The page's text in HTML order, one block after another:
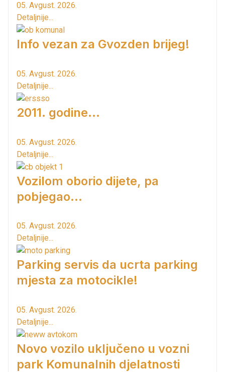
05. Avgust. 2026.
Detaljnije...
Info vezan za Gvozden brijeg!
05. Avgust. 2026.
Detaljnije...
2011. godine...
05. Avgust. 2026.
Detaljnije...
Vozilom oborio dijete, pa
pobjegao...
05. Avgust. 2026.
Detaljnije...
Parking servis da ucrta parking
mjesta za motocikle!
05. Avgust. 2026.
Detaljnije...
Novo vozilo uključeno u vozni
park Komunalnih djelatnosti